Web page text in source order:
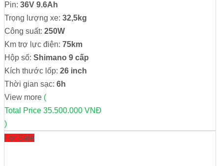
Pin: 36V 9.6Ah
Trọng lượng xe: 32,5kg
Công suất: 250W
Km trợ lực điện: 75km
Hộp số: Shimano 9 cấp
Kích thước lốp: 26 inch
Thời gian sạc: 6h
View more (
Total Price 35.500.000 VNĐ
)
For Sale